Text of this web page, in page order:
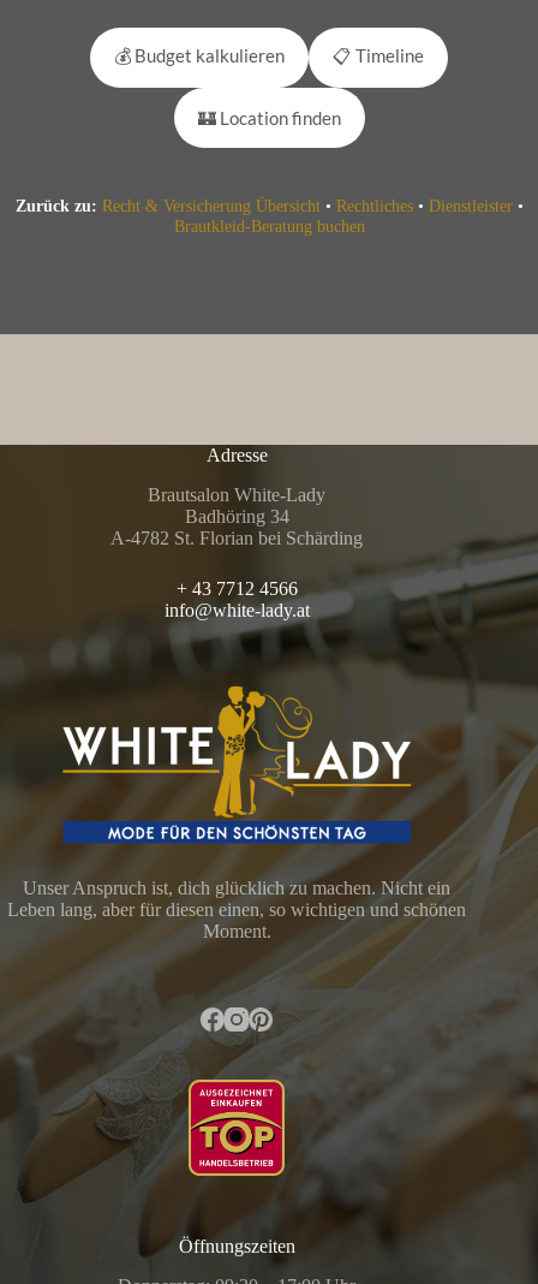
💰 Budget kalkulieren 📋 Timeline
🏰 Location finden
Zurück zu: Recht & Versicherung Übersicht• Rechtliches• Dienstleister•
Brautkleid-Beratung buchen
Adresse
Brautsalon White-Lady
Badhöring 34
A-4782 St. Florian bei Schärding
+ 43 7712 4566
info@white-lady.at
Unser Anspruch ist, dich glücklich zu machen. Nicht ein
Leben lang, aber für diesen einen, so wichtigen und schönen
Moment.
Öffnungszeiten